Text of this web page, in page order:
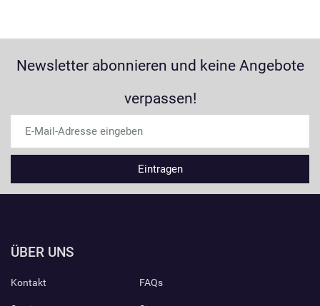
Newsletter abonnieren und keine Angebote
verpassen!
ÜBER UNS
Kontakt FAQs